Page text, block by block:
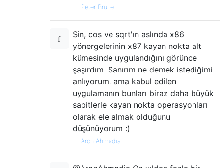
— Peter Brune
Sin, cos ve sqrt'ın aslında x86
yönergelerinin x87 kayan nokta alt
kümesinde uygulandığını görünce
şaşırdım. Sanırım ne demek istediğimi
anlıyorum, ama kabul edilen
uygulamanın bunları biraz daha büyük
sabitlerle kayan nokta operasyonları
olarak ele almak olduğunu
düşünüyorum :)
— Aron Ahmadia